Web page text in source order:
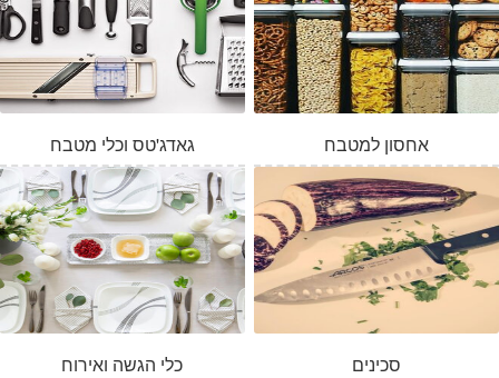
גאדג'טס וכלי מטבח אחסון למטבח
כלי הגשה ואירוח סכינים